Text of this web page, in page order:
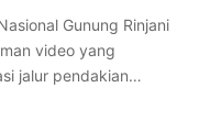
Gunung Rinjani
video yang
jalur pendakian…